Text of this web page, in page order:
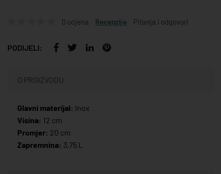
0 ocjena Recenzije Pitanja i odgovori
PODIJELI:
O PROIZVODU
Glavni materijal: Inox
Visina: 12 cm
Promjer: 20 cm
Zapremnina: 3,75 L